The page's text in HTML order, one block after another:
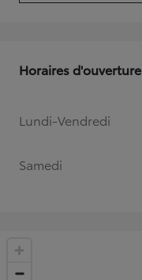
Horaires d'ouverture
Lundi-Vendredi
Samedi